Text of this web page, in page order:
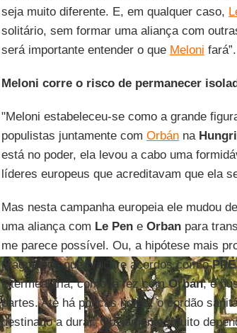
seja muito diferente. E, em qualquer caso,
solitário, sem formar uma aliança com
será importante entender o que Meloni fará”.
Meloni corre o risco de permanecer
"Meloni estabeleceu-se como a grande
populistas juntamente com Orbánna
está no poder, ela levou a cabo uma
líderes europeus que acreditavam que ela
Mas nesta campanha europeia ele mudou
uma aliança com Le Pene Orbanpara
me parece possível. Ou, a hipótese mais
pragmática que procure acordos com oPPE
intermediária, como já fez comOrbán, e
partes. Até há poucas horas, o cordão
destinado a durar. Obviamente, muito